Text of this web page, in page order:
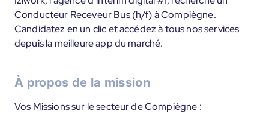
Conducteur Receveur Bus (h/f) à Compiègne.
Candidatez en un clic et accédez à tous nos services
depuis la meilleure app du marché.
À propos de la mission
Vos Missions sur le secteur de Compiègne :